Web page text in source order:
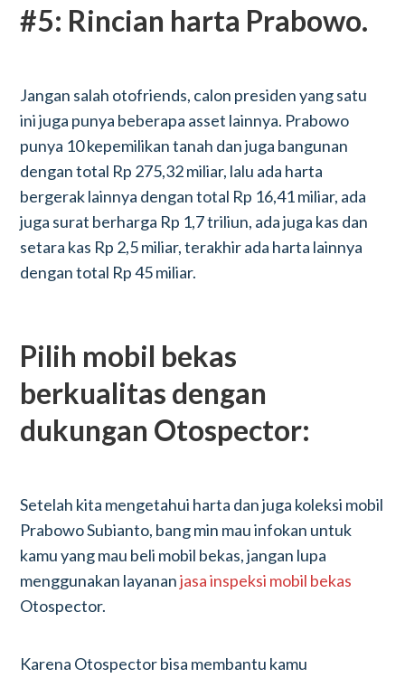
#5: Rincian harta Prabowo.
Jangan salah otofriends, calon presiden yang satu
ini juga punya beberapa asset lainnya. Prabowo
punya 10 kepemilikan tanah dan juga bangunan
dengan total Rp 275,32 miliar, lalu ada harta
bergerak lainnya dengan total Rp 16,41 miliar, ada
juga surat berharga Rp 1,7 triliun, ada juga kas dan
setara kas Rp 2,5 miliar, terakhir ada harta lainnya
dengan total Rp 45 miliar.
Pilih mobil bekas
berkualitas dengan
dukungan Otospector:
Setelah kita mengetahui harta dan juga koleksi mobil
Prabowo Subianto, bang min mau infokan untuk
kamu yang mau beli mobil bekas, jangan lupa
menggunakan layananjasa inspeksi mobil bekas
Otospector.
Karena Otospector bisa membantu kamu